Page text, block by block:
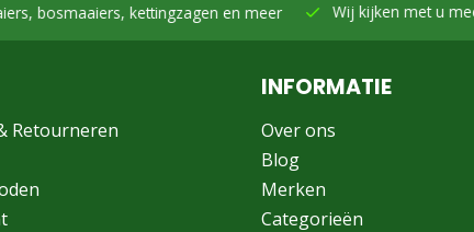
kettingzagen en meer Wij kijken met u mee -
Retourneren
INFORMATIE
Over ons
Blog
Merken
Categorieën